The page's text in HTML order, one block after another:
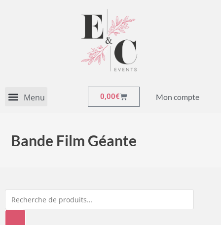
0,00€ Mon compte
Bande Film Géante